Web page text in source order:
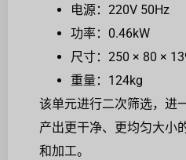
电源：220V 50Hz
功率：0.46kW
尺寸：250 × 80 ×
重量：124kg
该单元进行二次筛选，进
产出更干净、更均匀大小
和加工。